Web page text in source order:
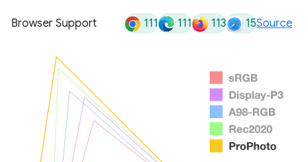
Browser Support 111 111 113 15Source